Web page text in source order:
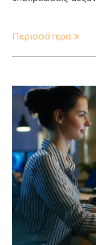
Περισσότερα